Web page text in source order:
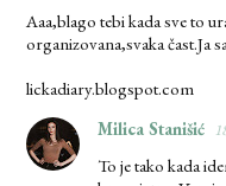
Aaa,blago tebi kada sve to
organizovana,svaka čast.Ja
lickadiary.blogspot.com
Milica Stanišić
To je tako kada